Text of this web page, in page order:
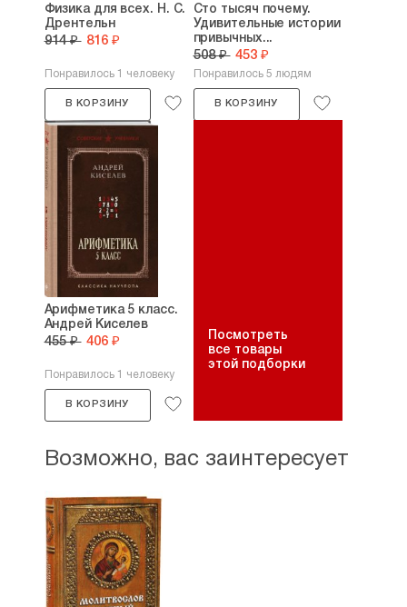
Физика для всех. Н. С.
Дрентельн
914 ₽ 816 ₽
Понравилось 1 человеку
В КОРЗИНУ
Сто тысяч почему.
Удивительные истории
привычных...
508 ₽ 453 ₽
Понравилось 5 людям
В КОРЗИНУ
Арифметика 5 класс.
Андрей Киселев
455 ₽ 406 ₽
Понравилось 1 человеку
В КОРЗИНУ
Посмотреть
все товары
этой подборки
Возможно, вас заинтересует